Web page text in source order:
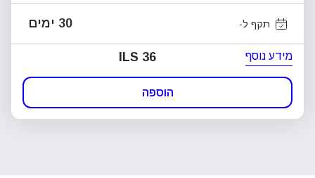
תקף ל- 30 ימים
מידע נוסף ILS 36
הוספה